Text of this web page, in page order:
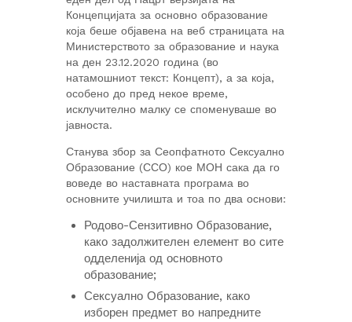
Концепцијата за основно образование
која беше објавена на веб страницата на
Министерството за образование и наука
на ден 23.12.2020 година (во
натамошниот текст: Концепт), а за која,
особено до пред некое време,
исклучително малку се споменуваше во
јавноста.
Станува збор за Сеопфатното Сексуално
Образование (ССО) кое МОН сака да го
воведе во наставната програма во
основните училишта и тоа по два основи:
Родово-Сензитивно Образование,
како задолжителен елемент во сите
одделенија од основното
образование;
Сексуално Образование, како
изборен предмет во напредните